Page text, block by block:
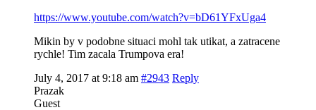
https://www.youtube.com/watch?v=bD61YFxUga4
Mikin by v podobne situaci mohl tak utikat, a zatracene
rychle! Tim zacala Trumpova era!
July 4, 2017 at 9:18 am #2943 Reply
Prazak
Guest